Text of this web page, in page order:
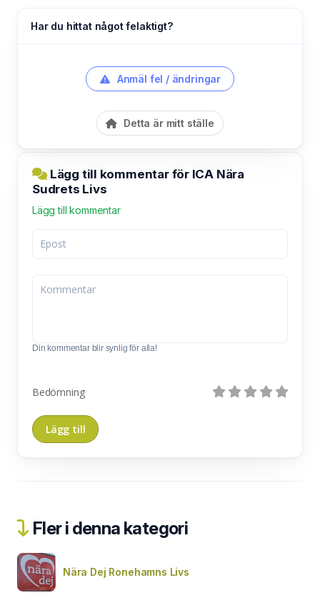
Har du hittat något felaktigt?
Anmäl fel / ändringar
Detta är mitt ställe
Lägg till kommentar för ICA Nära
Sudrets Livs
Lägg till kommentar
Din kommentar blir synlig för alla!
Bedömning
Fler i denna kategori
Nära Dej Ronehamns Livs